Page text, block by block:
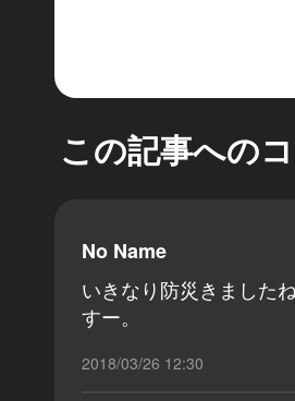
この記事への
No Name
いきなり防災きました
すー。
2018/03/26 12:30